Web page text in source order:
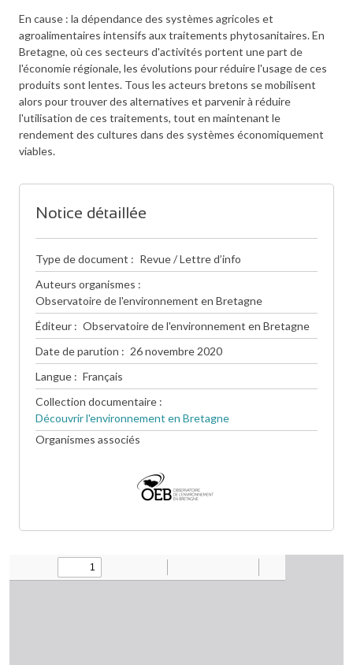
En cause : la dépendance des systèmes agricoles et
agroalimentaires intensifs aux traitements phytosanitaires. En
Bretagne, où ces secteurs d'activités portent une part de
l'économie régionale, les évolutions pour réduire l'usage de ces
produits sont lentes. Tous les acteurs bretons se mobilisent
alors pour trouver des alternatives et parvenir à réduire
l'utilisation de ces traitements, tout en maintenant le
rendement des cultures dans des systèmes économiquement
viables.
Notice détaillée
Type de document
Revue / Lettre d’info
Auteurs organismes
Observatoire de l'environnement en Bretagne
Éditeur
Observatoire de l'environnement en Bretagne
Date de parution
26 novembre 2020
Langue
Français
Collection documentaire
Découvrir l'environnement en Bretagne
Organismes associés